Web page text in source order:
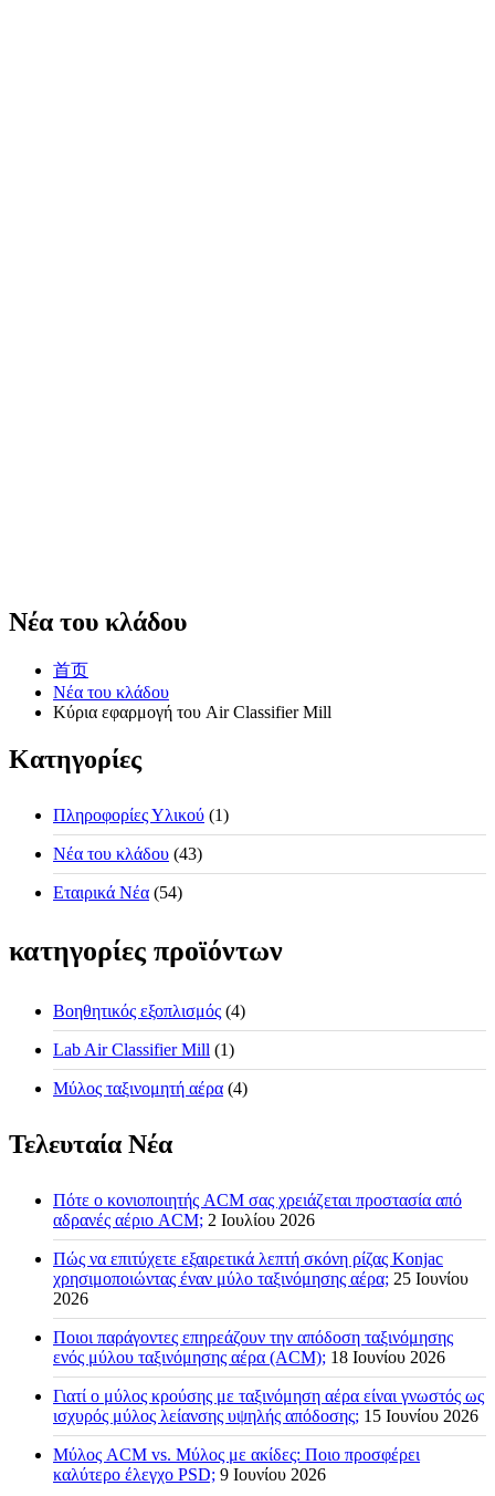
Νέα του κλάδου
首页
Νέα του κλάδου
Κύρια εφαρμογή του Air Classifier Mill
Κατηγορίες
Πληροφορίες Υλικού (1)
Νέα του κλάδου (43)
Εταιρικά Νέα (54)
κατηγορίες προϊόντων
Βοηθητικός εξοπλισμός (4)
Lab Air Classifier Mill (1)
Μύλος ταξινομητή αέρα (4)
Τελευταία Νέα
Πότε ο κονιοποιητής ACM σας χρειάζεται προστασία από
αδρανές αέριο ACM; 2 Ιουλίου 2026
Πώς να επιτύχετε εξαιρετικά λεπτή σκόνη ρίζας Konjac
χρησιμοποιώντας έναν μύλο ταξινόμησης αέρα; 25 Ιουνίου
2026
Ποιοι παράγοντες επηρεάζουν την απόδοση ταξινόμησης
ενός μύλου ταξινόμησης αέρα (ACM); 18 Ιουνίου 2026
Γιατί ο μύλος κρούσης με ταξινόμηση αέρα είναι γνωστός ως
ισχυρός μύλος λείανσης υψηλής απόδοσης; 15 Ιουνίου 2026
Μύλος ACM vs. Μύλος με ακίδες: Ποιο προσφέρει
καλύτερο έλεγχο PSD; 9 Ιουνίου 2026